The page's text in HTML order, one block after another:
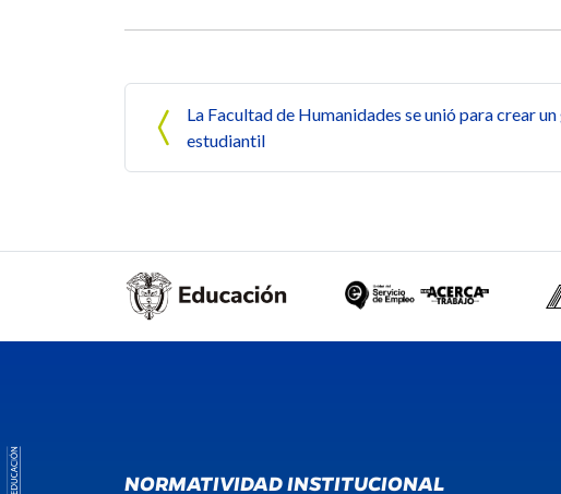
Navegación de entradas
La Facultad de Humanidades se unió para crear
estudiantil
NORMATIVIDAD INSTITUCIONAL